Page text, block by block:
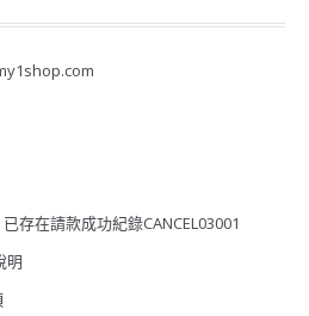
存在請款成功紀錄CANCEL03001
明